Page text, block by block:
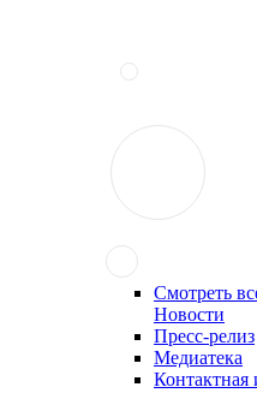
Смотреть
Новости
Пресс-релиз
Медиатека